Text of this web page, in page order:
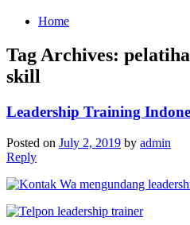
Home
Tag Archives:
skill
Leadership Training
Posted on July 2, 2019 by admin
Reply